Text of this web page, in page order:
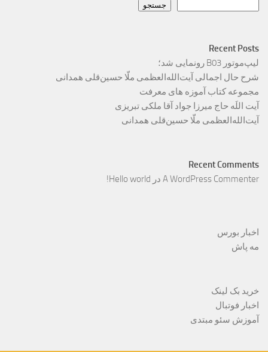
جستجو
Recent Posts
لیپ‌موتور B03 رونمایی شد؛
شرح حال اجمالی آیت‌الله‌العظمی ملّا حسین‌قلی همدانی
مجموعه کتاب آموزه های معرفت
آیت اللَه حاج میرزا جواد آقا ملکی تبریزی
آیت‌الله‌العظمی ملّا حسین‌قلی همدانی
Recent Comments
A WordPress Commenter در Hello world!
اخبار بورس
مه پاش
خرید بک لینک
اخبار فوتبال
آموزش سئو مبتدی